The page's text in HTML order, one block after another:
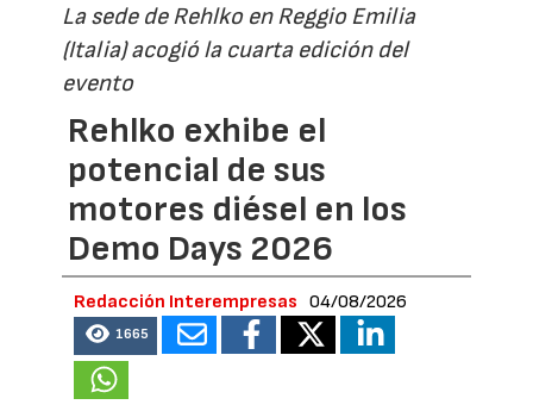
La sede de Rehlko en Reggio Emilia
(Italia) acogió la cuarta edición del
evento
Rehlko exhibe el
potencial de sus
motores diésel en los
Demo Days 2026
Redacción Interempresas 04/08/2026
1665